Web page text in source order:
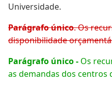
Universidade.
Parágrafo único. Os
disponibilidade
Parágrafo único - Os
as demandas dos centros